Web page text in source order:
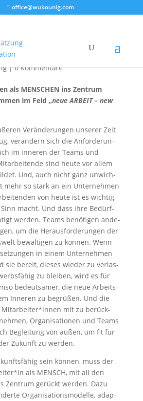
office@wukounig.com
|0 Kommentare
als MENSCHEN ins Zen­trum
im Feld „neue ARBEIT – new
Ver­än­de­run­gen unse­rer Zeit
ver­än­dern sich die Anfor­de­run­
im inne­ren der Teams und
sind heu­te vor allem
Und, auch nicht ganz unwich­
mehr so stark an ein Unter­neh­men
von heu­te ist es wich­tig,
macht. Und dass ihre Bedürf­
wer­den. Teams benö­ti­gen ande­
um die Her­aus­for­de­run­gen der
bewäl­ti­gen zu kön­nen. Wenn
in einem Unter­neh­men
sie bereit, die­ses wie­der zu ver­las­
zu blei­ben, wird es für
bedeut­sa­mer, die neue Arbeits­
Inne­ren zu begrü­ßen. Und die
Mitarbeiter*innen mit zu berück­
Orga­ni­sa­tio­nen und Teams
Beglei­tung von außen, um fit für
Zukunft zu werden.
sein kön­nen, muss der
als MENSCH, mit all den
Zen­trum gerückt wer­den. Dazu
Orga­ni­sa­ti­ons­mo­del­le, adap­